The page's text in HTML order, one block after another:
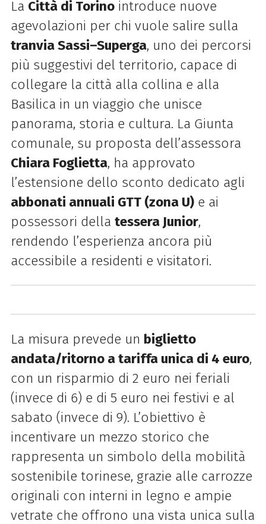
La Città di Torinointroduce nuove
agevolazioni per chi vuole salire sulla
tranvia Sassi–Superga, uno dei percorsi
più suggestivi del territorio, capace di
collegare la città alla collina e alla
Basilica in un viaggio che unisce
panorama, storia e cultura. La Giunta
comunale, su proposta dell’assessora
Chiara Foglietta, ha approvato
l’estensione dello sconto dedicato agli
abbonati annuali GTT (zona U)e ai
possessori della tessera Junior,
rendendo l’esperienza ancora più
accessibile a residenti e visitatori.
La misura prevede un biglietto
andata/ritorno a tariffa unica di 4 euro,
con un risparmio di 2 euro nei feriali
(invece di 6) e di 5 euro nei festivi e al
sabato (invece di 9). L’obiettivo è
incentivare un mezzo storico che
rappresenta un simbolo della mobilità
sostenibile torinese, grazie alle carrozze
originali con interni in legno e ampie
vetrate che offrono una vista unica sulla